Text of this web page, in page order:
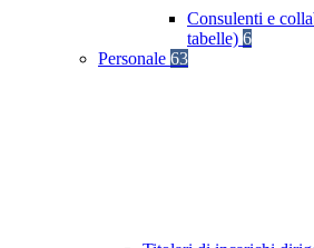
Consulenti e
tabelle) 6
Personale 63